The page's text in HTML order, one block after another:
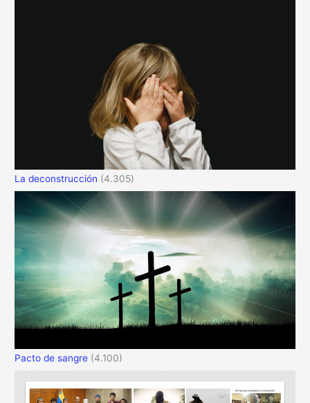
La deconstrucción (4.305)
Pacto de sangre (4.100)